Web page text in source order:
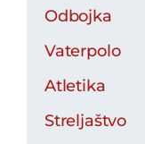
Odbojka
Vaterpolo
Atletika
Streljaštvo